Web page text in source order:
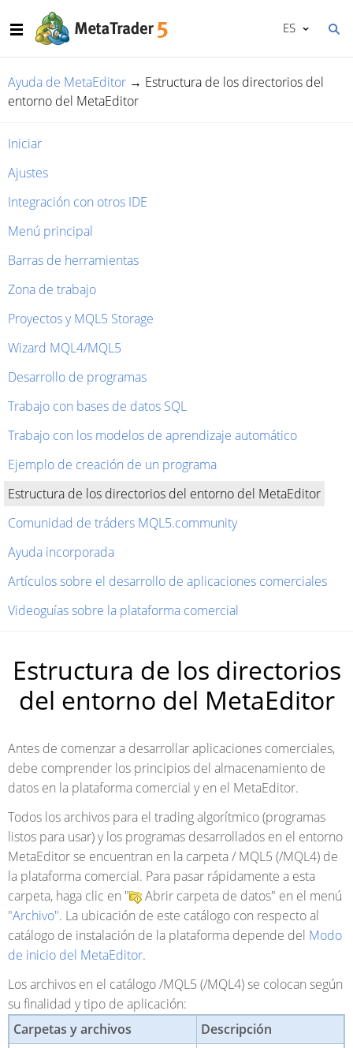
ES
Ayuda de MetaEditor → Estructura de los directorios del
entorno del MetaEditor
Iniciar
Ajustes
Integración con otros IDE
Menú principal
Barras de herramientas
Zona de trabajo
Proyectos y MQL5 Storage
Wizard MQL4/MQL5
Desarrollo de programas
Trabajo con bases de datos SQL
Trabajo con los modelos de aprendizaje automático
Ejemplo de creación de un programa
Estructura de los directorios del entorno del MetaEditor
Comunidad de tráders MQL5.community
Ayuda incorporada
Artículos sobre el desarrollo de aplicaciones comerciales
Videoguías sobre la plataforma comercial
Estructura de los directorios
del entorno del MetaEditor
Antes de comenzar a desarrollar aplicaciones comerciales,
debe comprender los principios del almacenamiento de
datos en la plataforma comercial y en el MetaEditor.
Todos los archivos para el trading algorítmico (programas
listos para usar) y los programas desarrollados en el entorno
MetaEditor se encuentran en la carpeta / MQL5 (/MQL4) de
la plataforma comercial. Para pasar rápidamente a esta
carpeta, haga clic en "
Abrir carpeta de datos" en el menú
"Archivo". La ubicación de este catálogo con respecto al
catálogo de instalación de la plataforma depende del Modo
de inicio del MetaEditor.
Los archivos en el catálogo /MQL5 (/MQL4) se colocan según
su finalidad y tipo de aplicación:
Carpetas y archivos
Descripción